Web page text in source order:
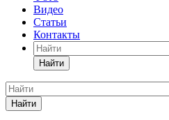
Видео
Статьи
Контакты
Найти
Найти